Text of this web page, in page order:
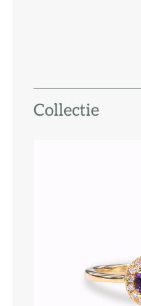
Collectie